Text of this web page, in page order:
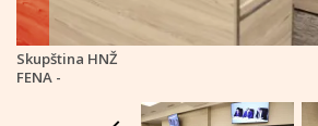
Skupština HNŽ
FENA -